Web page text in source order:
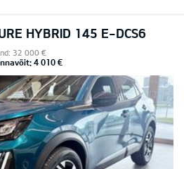
HYBRID 145 E-DCS6
32 000 €
4 010 €